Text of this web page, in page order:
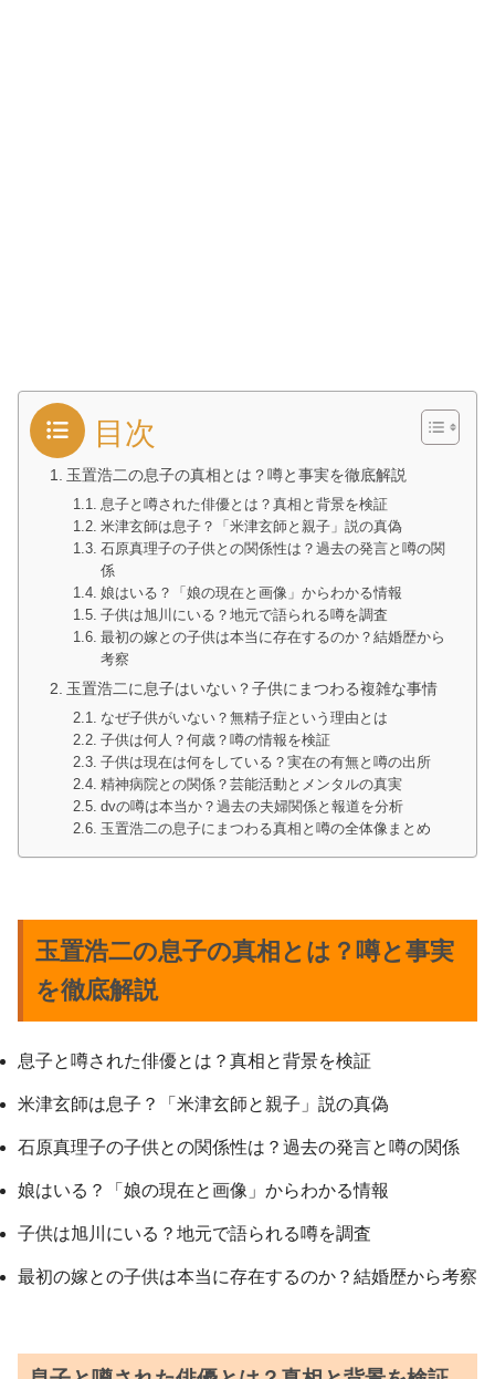
目次
玉置浩二の息子の真相とは？噂と事実を徹底解説
息子と噂された俳優とは？真相と背景を検証
米津玄師は息子？「米津玄師と親子」説の真偽
石原真理子の子供との関係性は？過去の発言と噂の関
係
娘はいる？「娘の現在と画像」からわかる情報
子供は旭川にいる？地元で語られる噂を調査
最初の嫁との子供は本当に存在するのか？結婚歴から
考察
玉置浩二に息子はいない？子供にまつわる複雑な事情
なぜ子供がいない？無精子症という理由とは
子供は何人？何歳？噂の情報を検証
子供は現在は何をしている？実在の有無と噂の出所
精神病院との関係？芸能活動とメンタルの真実
dvの噂は本当か？過去の夫婦関係と報道を分析
玉置浩二の息子にまつわる真相と噂の全体像まとめ
玉置浩二の息子の真相とは？噂と事実
を徹底解説
息子と噂された俳優とは？真相と背景を検証
米津玄師は息子？「米津玄師と親子」説の真偽
石原真理子の子供との関係性は？過去の発言と噂の関係
娘はいる？「娘の現在と画像」からわかる情報
子供は旭川にいる？地元で語られる噂を調査
最初の嫁との子供は本当に存在するのか？結婚歴から考察